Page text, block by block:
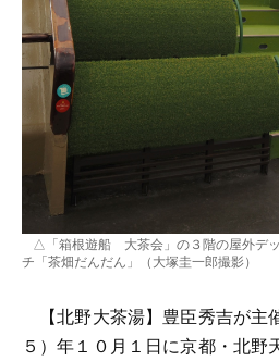
△「箱根遊船 大茶会」の３階の屋外デ
チ「茶畑だんだん」（大塚圭一郎撮影）
【北野大茶湯】豊臣秀吉が主
５）年１０月１日に京都・北野